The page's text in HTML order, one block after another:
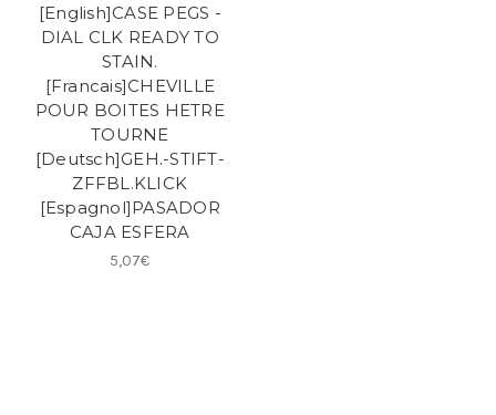
[English]CASE PEGS -
DIAL CLK READY TO
STAIN.
[Francais]CHEVILLE
POUR BOITES HETRE
TOURNE
[Deutsch]GEH.-STIFT-
ZFFBL.KLICK
[Espagnol]PASADOR
CAJA ESFERA
5,07€